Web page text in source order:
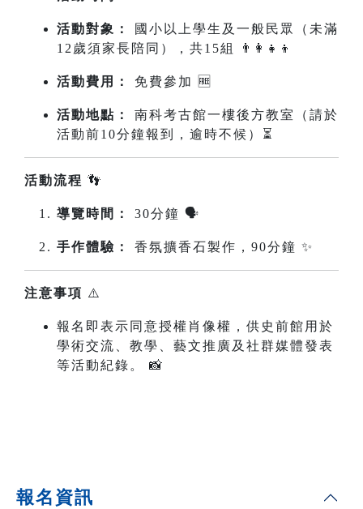
活動對象：
國小以上學生及一般民眾（未滿
12歲須家長陪同），共15組 👨‍👩‍👧‍👦
活動費用： 免費參加 🆓
活動地點：
南科考古館一樓後方教室（請於
活動前10分鐘報到，逾時不候）⏳
活動流程 👣
導覽時間： 30分鐘 🗣️
手作體驗： 香氛擴香石製作，90分鐘 ✨
注意事項 ⚠️
報名即表示同意授權肖像權，供史前館用於
學術交流、教學、藝文推廣及社群媒體發表
等活動紀錄。 📸
報名資訊